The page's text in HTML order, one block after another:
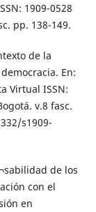
1909-0528
pp. 138-149.
de la
En:
Virtual ISSN:
v.8 fasc.
s1909-
de los
con el
en